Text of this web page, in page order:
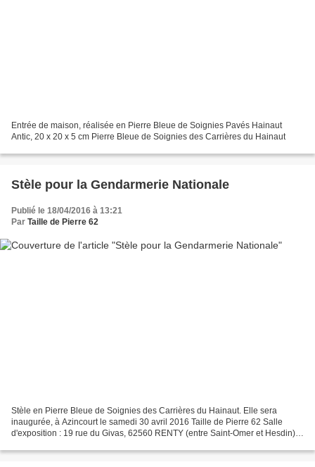
Entrée de maison, réalisée en Pierre Bleue de Soignies Pavés Hainaut
Antic, 20 x 20 x 5 cm Pierre Bleue de Soignies des Carrières du Hainaut
Stèle pour la Gendarmerie Nationale
Publié le 18/04/2016 à 13:21
Par Taille de Pierre 62
Stèle en Pierre Bleue de Soignies des Carrières du Hainaut. Elle sera
inaugurée, à Azincourt le samedi 30 avril 2016 Taille de Pierre 62 Salle
d'exposition : 19 rue du Givas, 62560 RENTY (entre Saint-Omer et Hesdin)